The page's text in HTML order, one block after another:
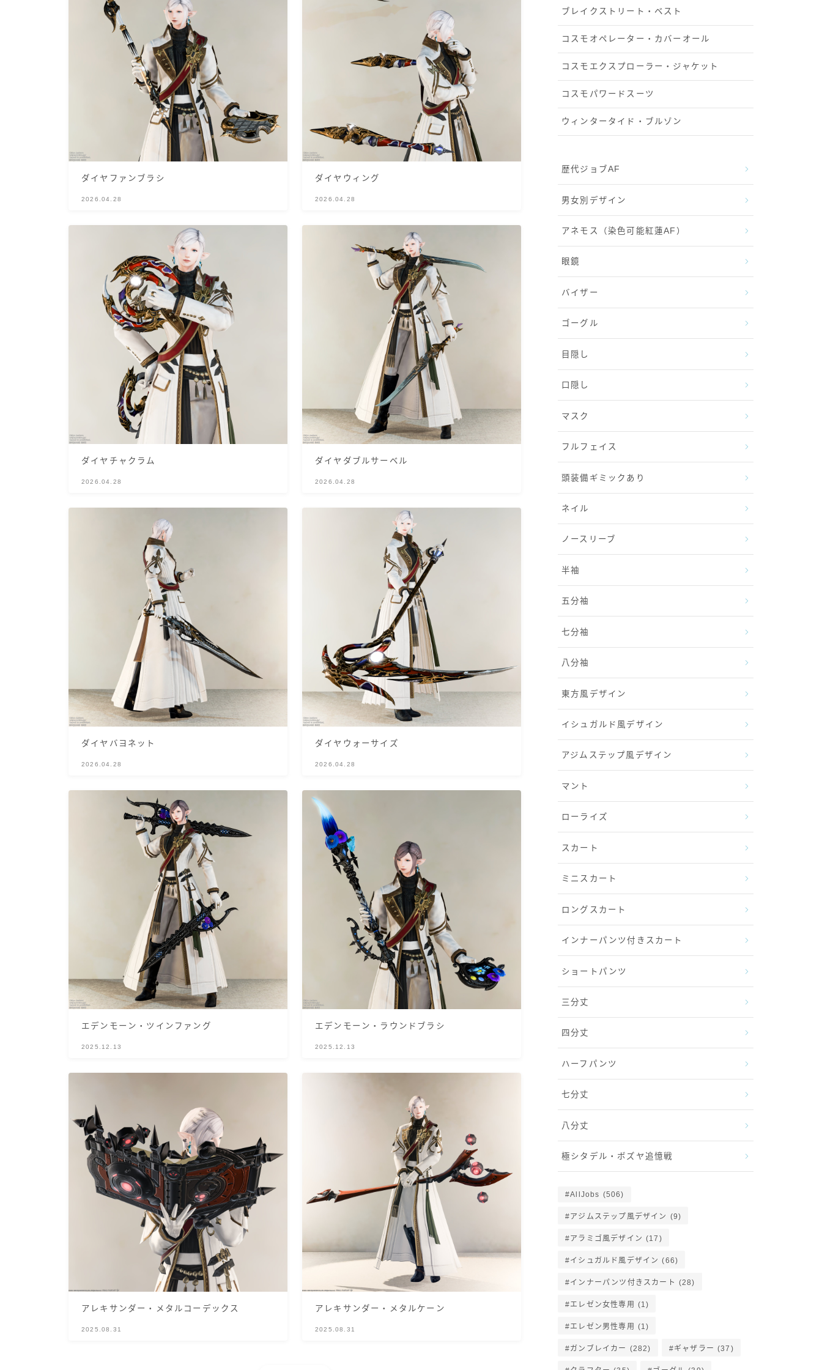
マスク
フルフェイス
八分袖
イシュガルド風デザイン
アジムステップ風デザイン
スカート
ミニスカート
ロングスカート
インナーパンツ付きスカート
ショートパンツ
三分丈
四分丈
ハーフパンツ
極シタデル・ボズヤ追憶戦
ダイヤファンブラシ
2026.04.28
ダイヤウィング
2026.04.28
ダイヤチャクラム
2026.04.28
ダイヤダブルサーベル
2026.04.28
ダイヤバヨネット
2026.04.28
ダイヤウォーサイズ
2026.04.28
エデンモーン・ツインファング
2025.12.13
エデンモーン・ラウンドブラシ
2025.12.13
アレキサンダー・メタルコーデックス
2025.08.31
アレキサンダー・メタルケーン
2025.08.31
ブレイクストリート・ベスト
コスモオペレーター・カバーオール
コスモエクスプローラー・ジャケット
コスモパワードスーツ
ウィンタータイド・ブルゾン
歴代ジョブAF
男女別デザイン
アネモス（染色可能紅蓮AF）
眼鏡
バイザー
ゴーグル
目隠し
口隠し
マスク
フルフェイス
頭装備ギミックあり
ネイル
ノースリーブ
半袖
五分袖
七分袖
八分袖
東方風デザイン
イシュガルド風デザイン
アジムステップ風デザイン
マント
ローライズ
スカート
ミニスカート
ロングスカート
インナーパンツ付きスカート
ショートパンツ
三分丈
四分丈
ハーフパンツ
七分丈
八分丈
極シタデル・ボズヤ追憶戦
AllJobs (506)
アジムステップ風デザイン (9)
アラミゴ風デザイン (17)
イシュガルド風デザイン (66)
インナーパンツ付きスカート (28)
エレゼン女性専用 (1)
エレゼン男性専用 (1)
ガンブレイカー (282) ギャザラー (37)